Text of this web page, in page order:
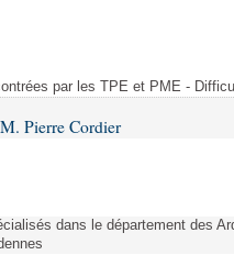
par les TPE et PME -
Pierre Cordier
dans le département des